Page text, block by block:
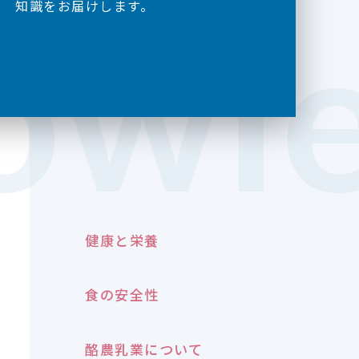
知識をお届けします。
健康と栄養
食の安全性
酪農乳業について